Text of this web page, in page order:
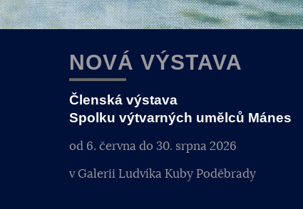
NOVÁ VÝSTAVA
Členská výstava
Spolku výtvarných umělců Mánes
od 6. června do 30. srpna 2026
v Galerii Ludvíka Kuby Poděbrady